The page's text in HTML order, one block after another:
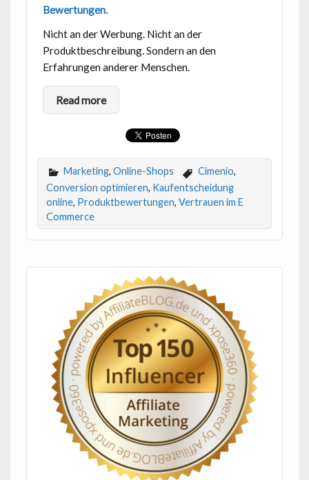
Bewertungen.
Nicht an der Werbung. Nicht an der
Produktbeschreibung. Sondern an den
Erfahrungen anderer Menschen.
Read more
Marketing, Online-Shops Cimenio,
Conversion optimieren, Kaufentscheidung
online, Produktbewertungen, Vertrauen im E
Commerce